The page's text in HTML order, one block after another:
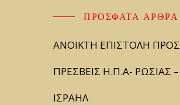
ΠΡΌΣΦΑΤΑ ΆΡΘΡΑ
ΑΝΟΙΚΤΗ ΕΠΙΣΤΟΛΗ ΠΡΟΣ
ΠΡΕΣΒΕΙΣ Η.Π.Α- ΡΩΣΙΑΣ –
ΙΣΡΑΗΛ